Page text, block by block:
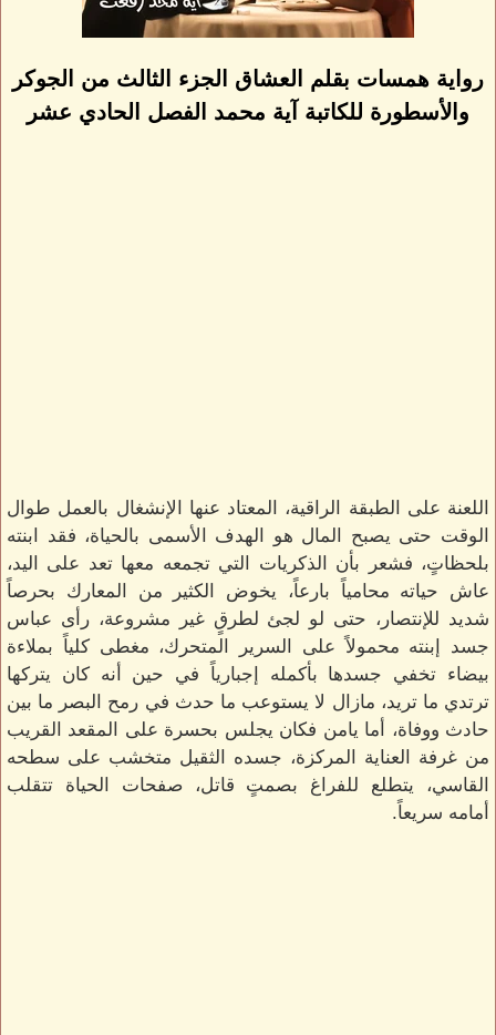
رواية همسات بقلم العشاق الجزء الثالث من الجوكر
والأسطورة للكاتبة آية محمد الفصل الحادي عشر
اللعنة على الطبقة الراقية، المعتاد عنها الإنشغال بالعمل طوال
الوقت حتى يصبح المال هو الهدف الأسمى بالحياة، فقد ابنته
بلحظاتٍ، فشعر بأن الذكريات التي تجمعه معها تعد على اليد،
عاش حياته محامياً بارعاً، يخوض الكثير من المعارك بحرصاً
شديد للإنتصار، حتى لو لجئ لطرقٍ غير مشروعة، رأى عباس
جسد إبنته محمولاً على السرير المتحرك، مغطى كلياً بملاءة
بيضاء تخفي جسدها بأكمله إجبارياً في حين أنه كان يتركها
ترتدي ما تريد، مازال لا يستوعب ما حدث في رمح البصر ما بين
حادث ووفاة، أما يامن فكان يجلس بحسرة على المقعد القريب
من غرفة العناية المركزة، جسده الثقيل متخشب على سطحه
القاسي، يتطلع للفراغ بصمتٍ قاتل، صفحات الحياة تتقلب
أمامه سريعاً.